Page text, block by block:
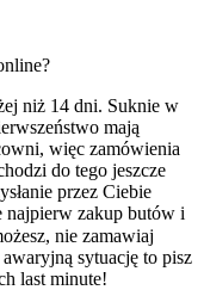
niż 14 dni. Suknie w
mają
więc zamówienia
do tego jeszcze
przez Ciebie
najpierw zakup butów i
nie zamawiaj
sytuację to pisz
last minute!